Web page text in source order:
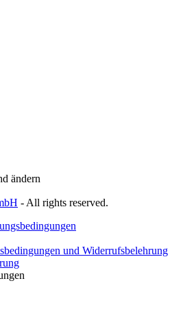
ändern
- All rights reserved.
und Widerrufsbelehrung